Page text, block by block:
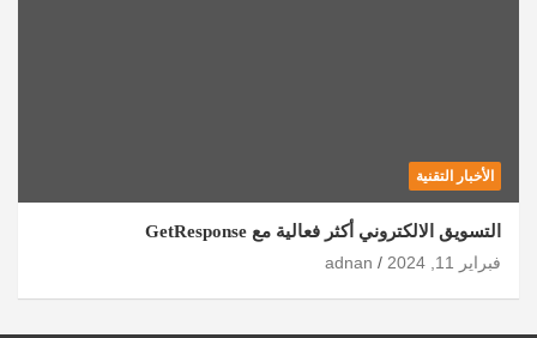
الأخبار التقنية
التسويق الالكتروني أكثر فعالية مع GetResponse
فبراير 11, 2024
adnan